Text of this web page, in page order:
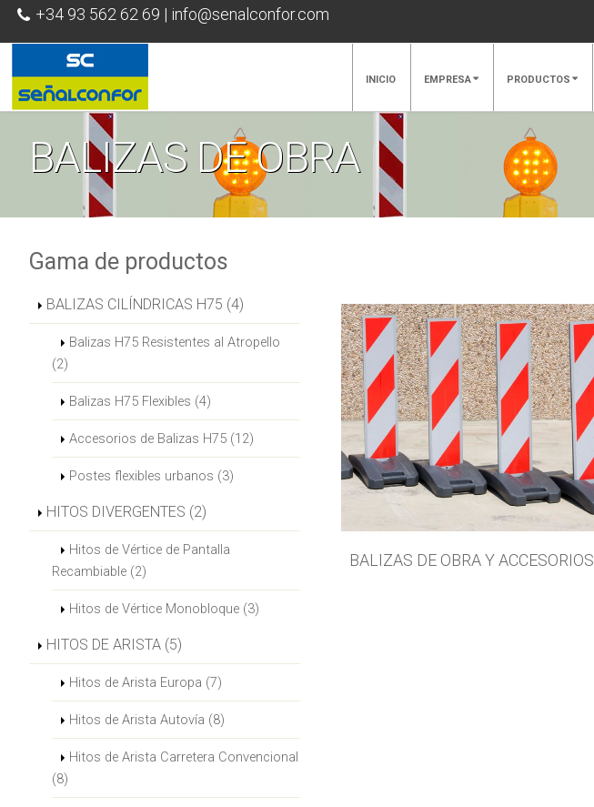
+34 93 562 62 69 | info@senalconfor.com
INICIO EMPRESA PRODUCTOS
BALIZAS DE OBRA
Gama de productos
BALIZAS CILÍNDRICAS H75 (4)
Balizas H75 Resistentes al Atropello
(2)
Balizas H75 Flexibles (4)
Accesorios de Balizas H75 (12)
Postes flexibles urbanos (3)
HITOS DIVERGENTES (2)
Hitos de Vértice de Pantalla
Recambiable (2)
Hitos de Vértice Monobloque (3)
HITOS DE ARISTA (5)
Hitos de Arista Europa (7)
Hitos de Arista Autovía (8)
Hitos de Arista Carretera Convencional
(8)
BALIZAS DE OBRA Y ACCESORIOS